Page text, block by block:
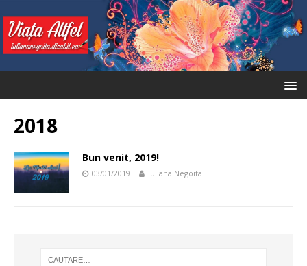
2018
Bun venit, 2019!
03/01/2019 Iuliana Negoita